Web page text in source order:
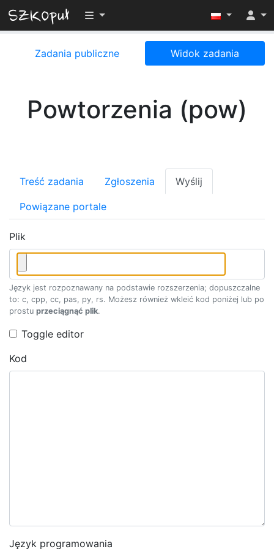
Przełącz widoczność menu
Zadania publiczne Widok zadania
Powtorzenia (pow)
Treść zadania Zgłoszenia Wyślij
Powiązane portale
Plik
Język jest rozpoznawany na podstawie rozszerzenia; dopuszczalne
to: c, cpp, cc, pas, py, rs. Możesz również wkleić kod poniżej lub po
prostu przeciągnąć plik.
Toggle editor
Kod
Język programowania